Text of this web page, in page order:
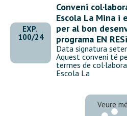
EXP.
100/24
Conveni
Escola La Mina i
per al bon
programa EN
Data signatura
Aquest conveni té
termes de
Escola La
Veure